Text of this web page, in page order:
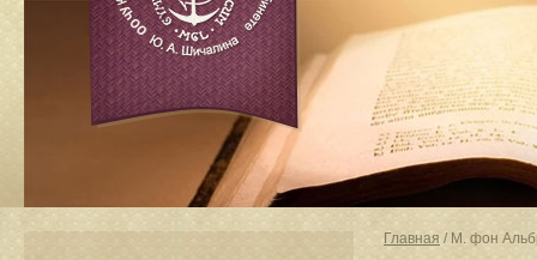
Главная / М. фон